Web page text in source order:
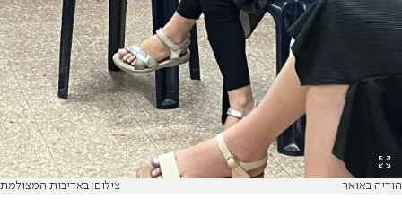
הודיה באואר צילום: באדיבות המצולמת